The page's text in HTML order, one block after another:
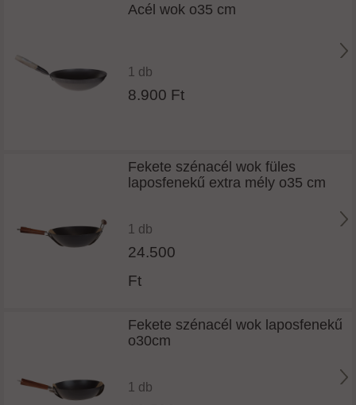
Acél wok o35 cm
1 db
8.900 Ft
Fekete szénacél wok füles
laposfenekű extra mély o35 cm
1 db
24.500
Ft
Fekete szénacél wok laposfenekű
o30cm
1 db